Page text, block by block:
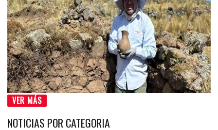
VER MÁS
NOTICIAS POR CATEGORIA